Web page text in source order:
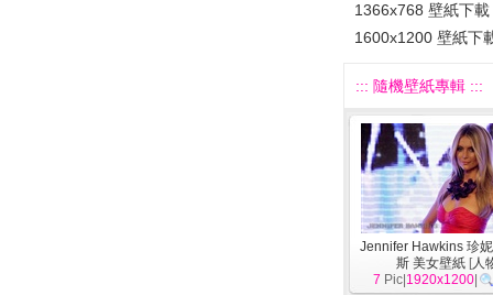
1366x768 壁紙下載
1600x1200 壁紙下
::: 隨機壁紙專輯 :::
Jennifer Hawkins 珍
斯 美女壁紙 [人
7 Pic| 1920x1200